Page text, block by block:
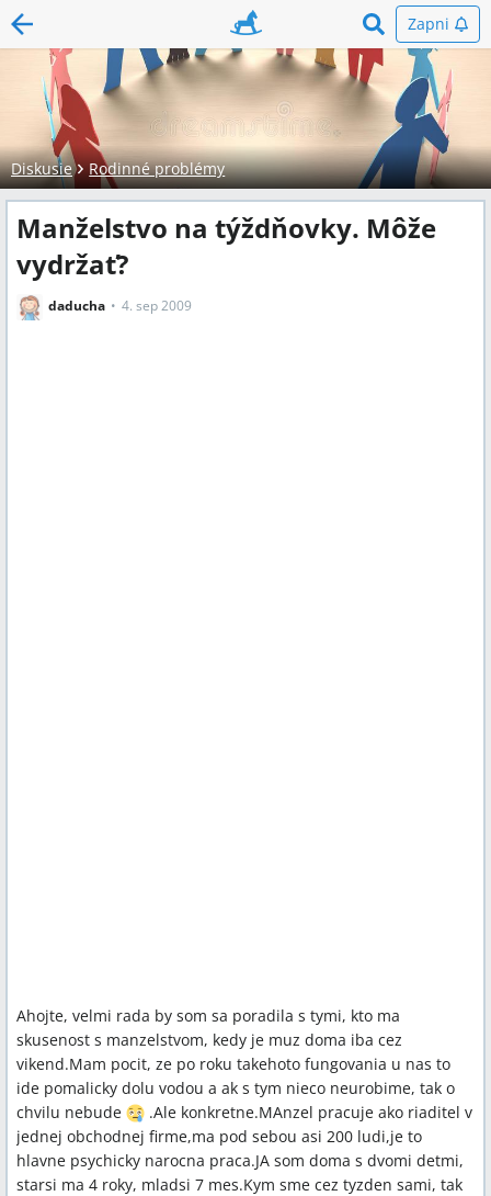
Zapni
Diskusie Rodinné problémy
Manželstvo na týždňovky. Môže
vydržať?
daducha 4. sep 2009
Ahojte, velmi rada by som sa poradila s tymi, kto ma
skusenost s manzelstvom, kedy je muz doma iba cez
vikend.Mam pocit, ze po roku takehoto fungovania u nas to
ide pomalicky dolu vodou a ak s tym nieco neurobime, tak o
chvilu nebude
.Ale konkretne.MAnzel pracuje ako riaditel v
jednej obchodnej firme,ma pod sebou asi 200 ludi,je to
hlavne psychicky narocna praca.JA som doma s dvomi detmi,
starsi ma 4 roky, mladsi 7 mes.Kym sme cez tyzden sami, tak